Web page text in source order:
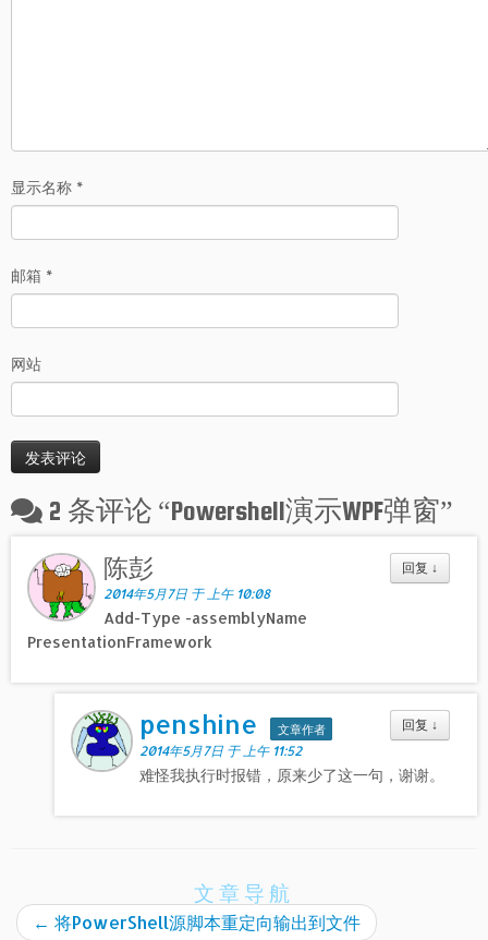
显示名称 *
邮箱 *
网站
2 条评论 “Powershell演示WPF弹窗”
回复 ↓
陈彭
2014年5月7日 于 上午 10:08
Add-Type -assemblyName
PresentationFramework
回复 ↓
penshine
文章作者
2014年5月7日 于 上午 11:52
难怪我执行时报错，原来少了这一句，谢谢。
文章导航
← 将PowerShell源脚本重定向输出到文件